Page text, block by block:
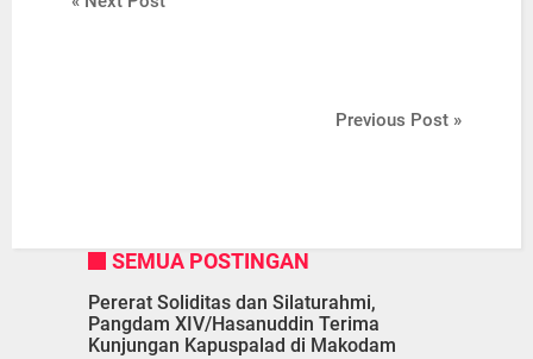
Previous Post »
SEMUA POSTINGAN
Pererat Soliditas dan Silaturahmi,
Pangdam XIV/Hasanuddin Terima
Kunjungan Kapuspalad di Makodam